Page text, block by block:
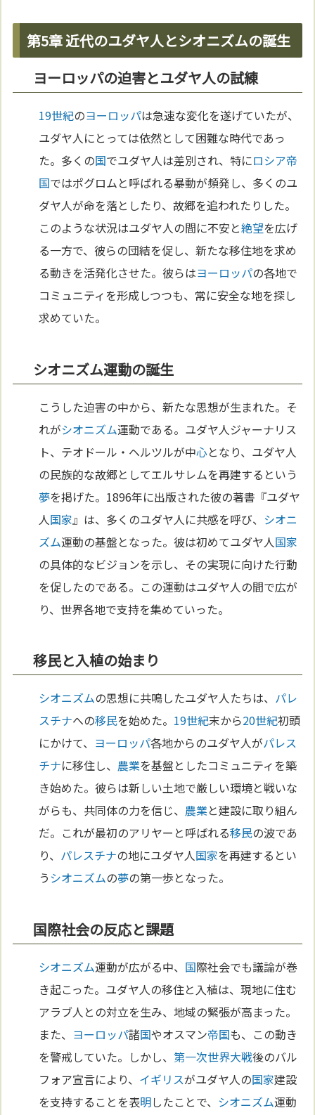
第5章 近代のユダヤ人とシオニズムの誕生
ヨーロッパの迫害とユダヤ人の試練
19世紀のヨーロッパは急速な変化を遂げていたが、
ユダヤ人にとっては依然として困難な時代であっ
た。多くの国でユダヤ人は差別され、特にロシア帝
国ではポグロムと呼ばれる暴動が頻発し、多くのユ
ダヤ人が命を落としたり、故郷を追われたりした。
このような状況はユダヤ人の間に不安と絶望を広げ
る一方で、彼らの団結を促し、新たな移住地を求め
る動きを活発化させた。彼らはヨーロッパの各地で
コミュニティを形成しつつも、常に安全な地を探し
求めていた。
シオニズム運動の誕生
こうした迫害の中から、新たな思想が生まれた。そ
れがシオニズム運動である。ユダヤ人ジャーナリス
ト、テオドール・ヘルツルが中心となり、ユダヤ人
の民族的な故郷としてエルサレムを再建するという
夢を掲げた。1896年に出版された彼の著書『ユダヤ
人国家』は、多くのユダヤ人に共感を呼び、 シオニ
ズム運動の基盤となった。彼は初めてユダヤ人国家
の具体的なビジョンを示し、その実現に向けた行動
を促したのである。この運動はユダヤ人の間で広が
り、世界各地で支持を集めていった。
移民と入植の始まり
シオニズムの思想に共鳴したユダヤ人たちは、 パレ
スチナへの移民を始めた。 19世紀末から20世紀初頭
にかけて、 ヨーロッパ各地からのユダヤ人がパレス
チナに移住し、 農業を基盤としたコミュニティを築
き始めた。彼らは新しい土地で厳しい環境と戦いな
がらも、共同体の力を信じ、 農業と建設に取り組ん
だ。これが最初のアリヤーと呼ばれる移民の波であ
り、 パレスチナの地にユダヤ人国家を再建するとい
う シオニズムの夢の第一歩となった。
国際社会の反応と課題
シオニズム運動が広がる中、 国際社会でも議論が巻
き起こった。ユダヤ人の移住と入植は、現地に住む
アラブ人との対立を生み、地域の緊張が高まった。
また、 ヨーロッパ諸国やオスマン帝国も、この動き
を警戒していた。しかし、第一次世界大戦後のバル
フォア宣言により、 イギリスがユダヤ人の国家建設
を支持することを表明したことで、 シオニズム運動